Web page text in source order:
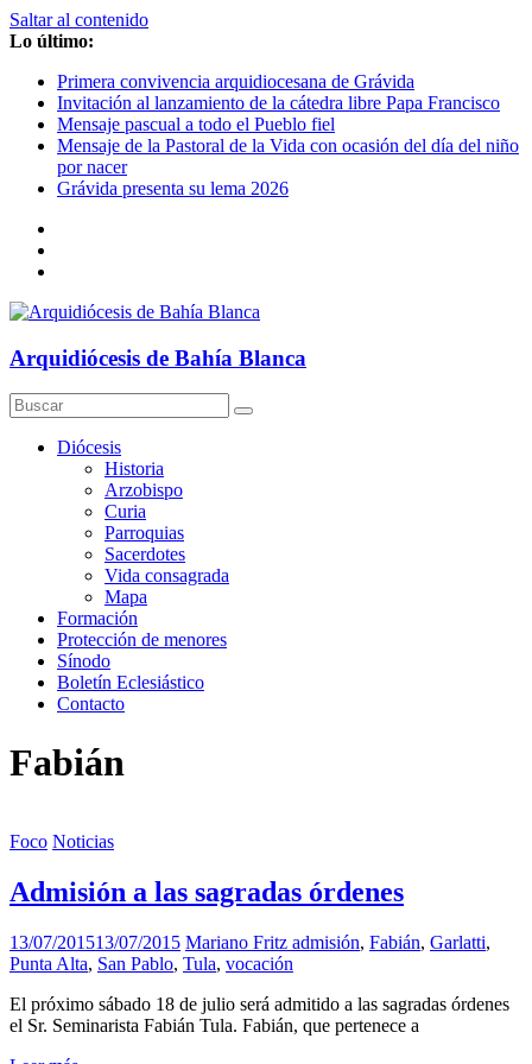
Saltar al contenido
Lo último:
Primera convivencia arquidiocesana de Grávida
Invitación al lanzamiento de la cátedra libre Papa Francisco
Mensaje pascual a todo el Pueblo fiel
Mensaje de la Pastoral de la Vida con ocasión del día del niño
por nacer
Grávida presenta su lema 2026
Arquidiócesis de Bahía Blanca
Diócesis
Historia
Arzobispo
Curia
Parroquias
Sacerdotes
Vida consagrada
Mapa
Formación
Protección de menores
Sínodo
Boletín Eclesiástico
Contacto
Fabián
Foco Noticias
Admisión a las sagradas órdenes
13/07/201513/07/2015 Mariano Fritz admisión, Fabián, Garlatti,
Punta Alta, San Pablo, Tula, vocación
El próximo sábado 18 de julio será admitido a las sagradas órdenes
el Sr. Seminarista Fabián Tula. Fabián, que pertenece a